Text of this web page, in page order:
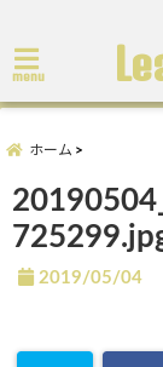
menu
ホーム
2019/05/04